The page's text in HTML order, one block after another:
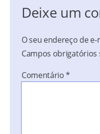
Deixe um
O seu endereço de
Campos
Comentário*